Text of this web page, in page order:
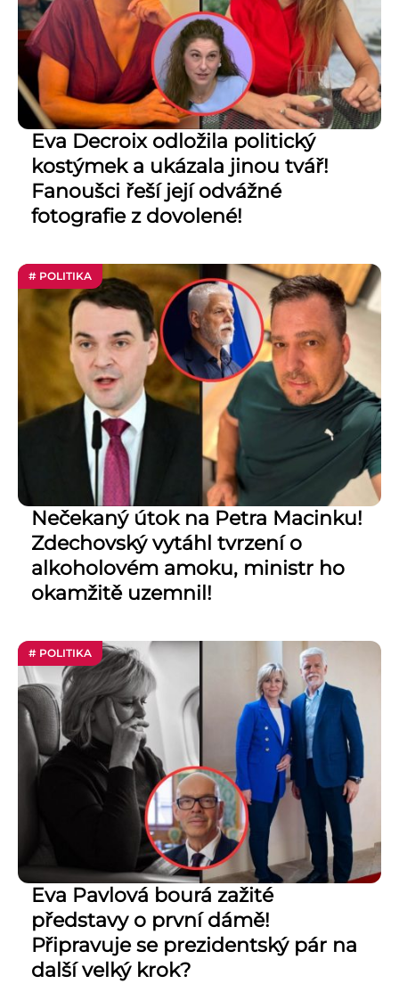
Eva Decroix odložila politický
kostýmek a ukázala jinou tvář!
Fanoušci řeší její odvážné
fotografie z dovolené!
# POLITIKA
Nečekaný útok na Petra Macinku!
Zdechovský vytáhl tvrzení o
alkoholovém amoku, ministr ho
okamžitě uzemnil!
# POLITIKA
Eva Pavlová bourá zažité
představy o první dámě!
Připravuje se prezidentský pár na
další velký krok?